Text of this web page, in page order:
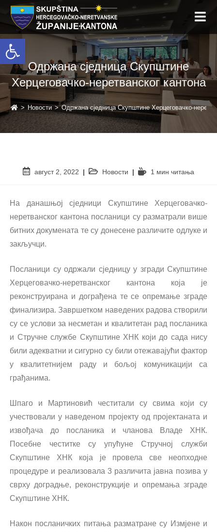
Open toolbar
Одржана сједница Скупштине
Херцеговачко-неретванског кантона
> Новости > Одржана сједница Скупштине Херцеговачко-
август 2, 2022 Новости 1 мин читањa
На данашњој сједници Скупштине Херцеговачко-
неретванског кантона посланици су разматрали више
битних докумената те су донесене различите одлуке и
закључци.
Посланици су одржали сједницу у згради Скупштине
Херцеговачко-неретванског кантона која је
реконструирана и дограђена те се опремање зграде
финализира. Завршетком наведених радова створили
су се услови за несметан и квалитетан рад посланика
и Стручне службе Скупштине ХНК који до сада нису
били адекватни и сигурно су били отежавајући фактор
у квалитетнијем раду и бољој комуникацији са
грађанима.
Шпаго и Мартиновић честитали су свима који су
учествовали у наведеном пројекту од пројектаната и
извођача до посланика и чланова Владе ХНК.
Посебне честитке су упућуне Стручној служби
Скупштине ХНК која је провела све неопходне
процедуре и реализовала 3 различита јавна позива у
сврху доградње, реконструкције и опремања зграде
Скупштине ХНК.
Након посланичких питања разматране су Измјене и